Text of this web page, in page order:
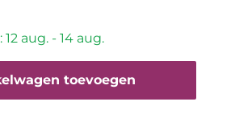
aug. - 14 aug.
toevoegen